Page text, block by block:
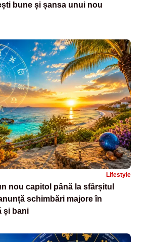
bune și șansa unui nou
Lifestyle
nou capitol până la sfârșitul
schimbări majore în
și bani